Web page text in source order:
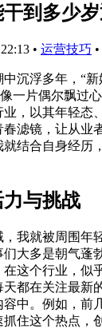
到多少
• 运营技巧 •
沉浮多年，“
一片偶尔飘过
，以其年轻态
春滤镜，让从业
结合自身经历
与挑战
我就被周围年
大多是朝气蓬
这个行业，似
都在关注最新
中。例如，前
住这个热点，